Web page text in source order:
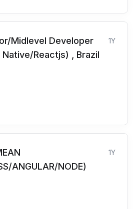
Midlevel Developer
Native/Reactjs) , Brazil
1Y
ANGULAR/NODE)
1Y